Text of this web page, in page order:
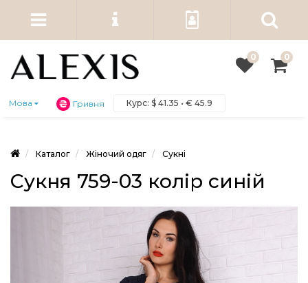
0 0
Мова Курс: $ 41.35 • € 45.9
Гривня
Каталог Жіночий одяг Сукні
Сукня 759-03 колір синій